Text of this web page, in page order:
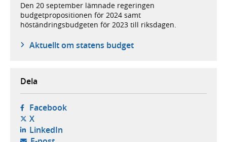
Den 20 september lämnade regeringen
budgetpropositionen för 2024 samt
höständringsbudgeten för 2023 till riksdagen.
Aktuellt om statens budget
Dela
Facebook- öppnas i ny flik, extern webbplats,
X- öppnas i ny flik, extern webbplats,
LinkedIn- öppnas i ny flik, extern webbplats,